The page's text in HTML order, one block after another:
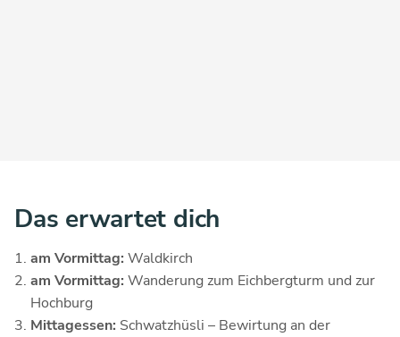
Das erwartet dich
am Vormittag: Waldkirch
am Vormittag: Wanderung zum Eichbergturm und zur
Hochburg
Mittagessen: Schwatzhüsli – Bewirtung an der